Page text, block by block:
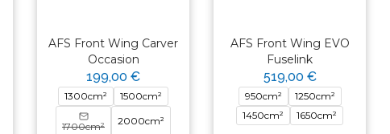
AFS Front Wing Carver
Occasion
199,00 €
1300cm² 1500cm²
1700cm² 2000cm²
AFS Front Wing EVO
Fuselink
519,00 €
950cm²
1250cm²
1450cm²
1650cm²